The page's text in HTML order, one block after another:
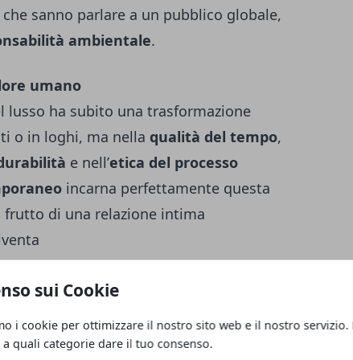
sui Cookie
i cookie per ottimizzare il nostro sito web e il nostro servizio.
a quali categorie dare il tuo consenso.
sanno parlare a un pubblico globale,
ambientale.
umano
lusso ha subito una trasformazione
o in loghi, ma nella qualità del tempo,
e nell’etica del processo
incarna perfettamente questa
frutto di una relazione intima
. Chi acquista un oggetto
forma o una funzione, ma partecipa a
gesto di rispetto verso l’ambiente e chi
, discreto, ma profondamente